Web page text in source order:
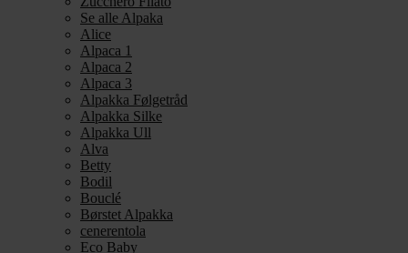
Se alle Alpaka
Alice
Alpaca 1
Alpaca 2
Alpaca 3
Alpakka Følgetråd
Alpakka Silke
Alpakka Ull
Alva
Betty
Bodil
Bouclé
Børstet Alpakka
cenerentola
Eco Baby